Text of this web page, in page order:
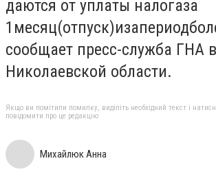
даются от уплаты налогаза
1 месяц(отпуск)изапериод
сообщает пресс-служба ГНА в
Николаевской области.
Якщо ви помітили помилку, виділіть необхідний текст і
повідомити про це редакцію
Михайлюк Анна